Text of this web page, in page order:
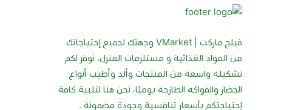
فيلج ماركت | VMarket وجهتك لجميع إحتياجاتك
من المواد الغذائية و مستلزمات المنزل، نوفر لكم
تشكيلة واسعة من المنتجات وألذ وأطيب أنواع
الخضار والفواكه الطازجة يوميًا، نحن هنا لتلبية كافة
إحتياجتكم بأسعار تنافسية وجودة مضمونة .